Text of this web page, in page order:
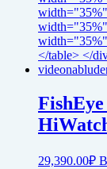
29,390.00₽